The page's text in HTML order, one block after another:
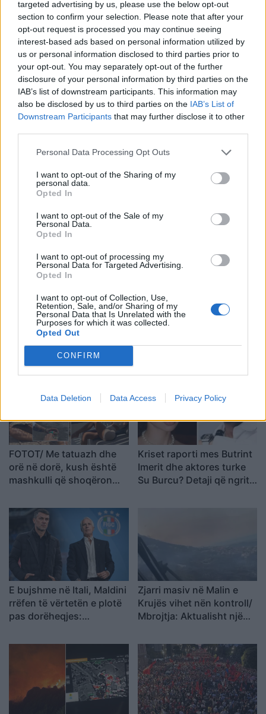
targeted advertising by us, please use the below opt-out
section to confirm your selection. Please note that after your
opt-out request is processed you may continue seeing
interest-based ads based on personal information utilized by
us or personal information disclosed to third parties prior to
your opt-out. You may separately opt-out of the further
disclosure of your personal information by third parties on the
IAB’s list of downstream participants. This information may
also be disclosed by us to third parties on the IAB’s List of
Downstream Participants that may further disclose it to other
Personal Data Processing Opt Outs
I want to opt-out of the Sharing of my
personal data.
Opted In
I want to opt-out of the Sale of my
Personal Data.
Opted In
I want to opt-out of processing my
Personal Data for Targeted Advertising.
Opted In
I want to opt-out of Collection, Use,
Retention, Sale, and/or Sharing of my
Personal Data that Is Unrelated with the
Purposes for which it was collected.
Opted Out
CONFIRM
Data Deletion Data Access Privacy Policy
FOTO/ “Janë lumturia
ime”, Olta Gixhari publikon
portretin e parë familjar
Shtuarmë2.06.2025 12:49
Tags:
forma
FOTOT/ Me tatuazh dhe
orë në dorë, kush është
mashkulli që shoqëron
pushime?!
Kriset raporti mes Butrint
Imerit dhe aktores turke
Su Burcu? Detaji që ngriti
E bujshme në Itali, Maldini
rrëfen të vërtetën e plotë
pas dorëheqjes:
mos prekni…
Zjarri masiv në Malin e
Krujës vihet nën kontroll/
Mbrojtja: Aktualisht një